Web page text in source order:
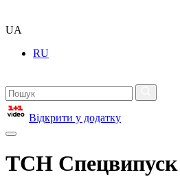
UA
RU
Відкрити у додатку
ТСН Спецвипуск